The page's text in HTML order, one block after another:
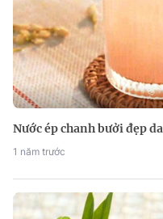
Nước ép chanh bưởi đẹp da
1 năm trước